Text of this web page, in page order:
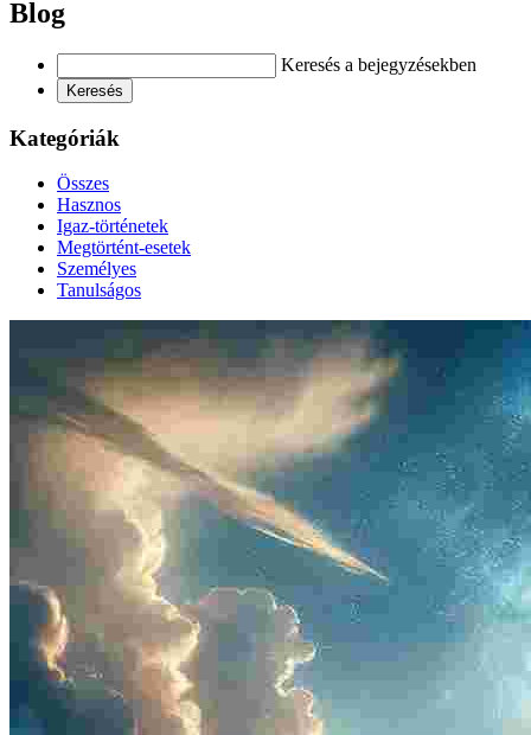
Blog
Keresés a bejegyzésekben
Keresés
Kategóriák
Összes
Hasznos
Igaz-történetek
Megtörtént-esetek
Személyes
Tanulságos